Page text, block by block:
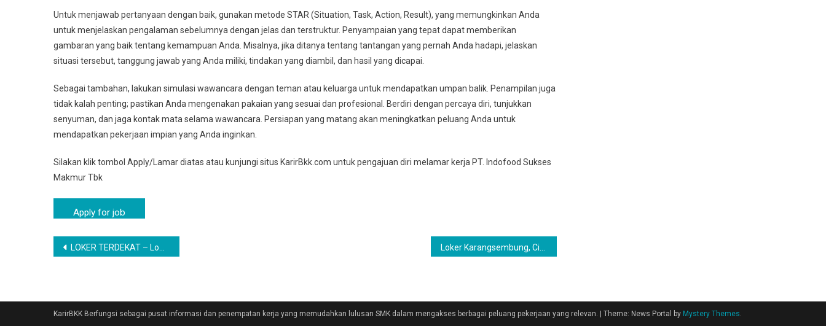
Untuk menjawab pertanyaan dengan baik, gunakan metode STAR (Situation, Task, Action, Result), yang memungkinkan Anda
untuk menjelaskan pengalaman sebelumnya dengan jelas dan terstruktur. Penyampaian yang tepat dapat memberikan
gambaran yang baik tentang kemampuan Anda. Misalnya, jika ditanya tentang tantangan yang pernah Anda hadapi, jelaskan
situasi tersebut, tanggung jawab yang Anda miliki, tindakan yang diambil, dan hasil yang dicapai.
Sebagai tambahan, lakukan simulasi wawancara dengan teman atau keluarga untuk mendapatkan umpan balik. Penampilan juga
tidak kalah penting; pastikan Anda mengenakan pakaian yang sesuai dan profesional. Berdiri dengan percaya diri, tunjukkan
senyuman, dan jaga kontak mata selama wawancara. Persiapan yang matang akan meningkatkan peluang Anda untuk
mendapatkan pekerjaan impian yang Anda inginkan.
Silakan klik tombol Apply/Lamar diatas atau kunjungi situs KarirBkk.com untuk pengajuan diri melamar kerja PT. Indofood Sukses
Makmur Tbk
Navigasi
LOKER TERDEKAT – Lowongan Kerja Losari, Cirebon Via Email Terbaru
KarirBKK Berfungsi sebagai pusat informasi dan penempatan kerja yang memudahkan lulusan SMK dalam mengakses berbagai peluang pekerjaan yang relevan. Theme: News Portal by Mystery Themes.